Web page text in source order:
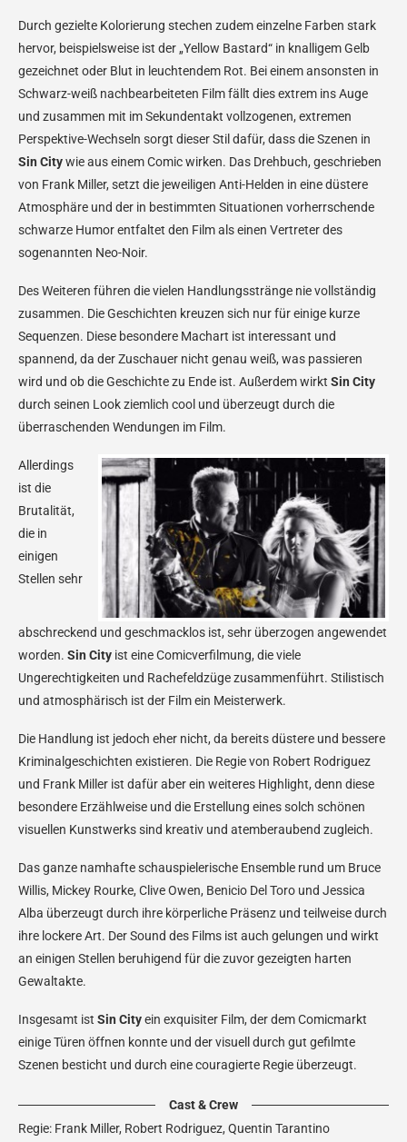
Durch gezielte Kolorierung stechen zudem einzelne Farben stark
hervor, beispielsweise ist der „Yellow Bastard“ in knalligem Gelb
gezeichnet oder Blut in leuchtendem Rot. Bei einem ansonsten in
Schwarz-weiß nachbearbeiteten Film fällt dies extrem ins Auge
und zusammen mit im Sekundentakt vollzogenen, extremen
Perspektive-Wechseln sorgt dieser Stil dafür, dass die Szenen in
Sin Citywie aus einem Comic wirken. Das Drehbuch, geschrieben
von Frank Miller, setzt die jeweiligen Anti-Helden in eine düstere
Atmosphäre und der in bestimmten Situationen vorherrschende
schwarze Humor entfaltet den Film als einen Vertreter des
sogenannten Neo-Noir.
Des Weiteren führen die vielen Handlungsstränge nie vollständig
zusammen. Die Geschichten kreuzen sich nur für einige kurze
Sequenzen. Diese besondere Machart ist interessant und
spannend, da der Zuschauer nicht genau weiß, was passieren
wird und ob die Geschichte zu Ende ist. Außerdem wirkt Sin City
durch seinen Look ziemlich cool und überzeugt durch die
überraschenden Wendungen im Film.
Allerdings
ist die
Brutalität,
die in
einigen
Stellen sehr
abschreckend und geschmacklos ist, sehr überzogen angewendet
worden. Sin City ist eine Comicverfilmung, die viele
Ungerechtigkeiten und Rachefeldzüge zusammenführt. Stilistisch
und atmosphärisch ist der Film ein Meisterwerk.
Die Handlung ist jedoch eher nicht, da bereits düstere und bessere
Kriminalgeschichten existieren. Die Regie von Robert Rodriguez
und Frank Miller ist dafür aber ein weiteres Highlight, denn diese
besondere Erzählweise und die Erstellung eines solch schönen
visuellen Kunstwerks sind kreativ und atemberaubend zugleich.
Das ganze namhafte schauspielerische Ensemble rund um Bruce
Willis, Mickey Rourke, Clive Owen, Benicio Del Toro und Jessica
Alba überzeugt durch ihre körperliche Präsenz und teilweise durch
ihre lockere Art. Der Sound des Films ist auch gelungen und wirkt
an einigen Stellen beruhigend für die zuvor gezeigten harten
Gewaltakte.
Insgesamt ist Sin Cityein exquisiter Film, der dem Comicmarkt
einige Türen öffnen konnte und der visuell durch gut gefilmte
Szenen besticht und durch eine couragierte Regie überzeugt.
Cast & Crew
Regie: Frank Miller, Robert Rodriguez, Quentin Tarantino